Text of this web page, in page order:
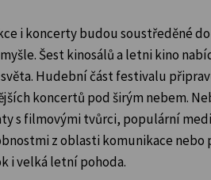
i koncerty budou soustředěné
Šest kinosálů a letni kino
Hudební část festivalu
koncertů pod širým nebem.
s filmovými tvůrci, populární
z oblasti komunikace nebo
i velká letní pohoda.